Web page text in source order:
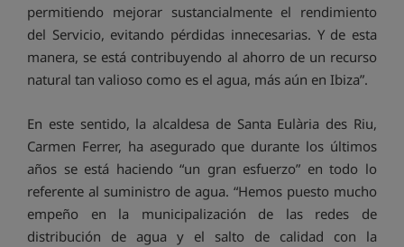
permitiendo mejorar sustancialmente el rendimiento
del Servicio, evitando pérdidas innecesarias. Y de esta
manera, se está contribuyendo al ahorro de un recurso
natural tan valioso como es el agua, más aún en Ibiza”.
En este sentido, la alcaldesa de Santa Eulària des Riu,
Carmen Ferrer, ha asegurado que durante los últimos
años se está haciendo “un gran esfuerzo” en todo lo
referente al suministro de agua. “Hemos puesto mucho
empeño en la municipalización de las redes de
distribución de agua y el salto de calidad con la